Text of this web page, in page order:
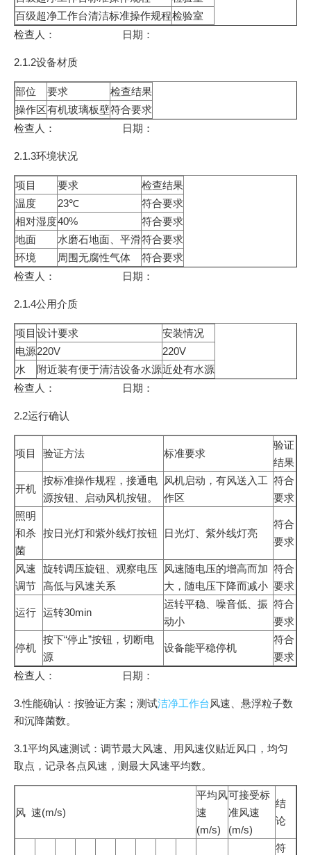
百级超净工作台清洁标准操作规程检验室
检查人： 日期：
2.1.2设备材质
部位 要求
检查结果
操作区有机玻璃板壁符合要求
检查人： 日期：
2.1.3环境状况
项目 要求
检查结果
温度
23℃
符合要求
相对湿度40%
符合要求
地面
水磨石地面、平滑符合要求
环境
周围无腐性气体
符合要求
检查人： 日期：
2.1.4公用介质
项目 设计要求
安装情况
电源220V
220V
水
附近装有便于清洁设备水源近处有水源
检查人： 日期：
2.2运行确认
项目 验证方法 标准要求
验证
结果
开机
按标准操作规程，接通电
源按钮、启动风机按钮。
风机启动，有风送入工
作区
符合
要求
照明
和杀
菌
按日光灯和紫外线灯按钮 日光灯、紫外线灯亮
符合
要求
风速
调节
旋转调压旋钮、观察电压
高低与风速关系
风速随电压的增高而加
大，随电压下降而减小
符合
要求
运行 运转30min
运转平稳、噪音低、振
动小
符合
要求
停机
按下“停止”按钮，切断电
源
设备能平稳停机
符合
要求
检查人： 日期：
3.性能确认：按验证方案；测试洁净工作台风速、悬浮粒子数
和沉降菌数。
3.1平均风速测试：调节最大风速、用风速仪贴近风口，均匀
取点，记录各点风速，测最大风速平均数。
风 速(m/s)
平均风
速
(m/s)
可接受标
准风速
(m/s)
结
论
符